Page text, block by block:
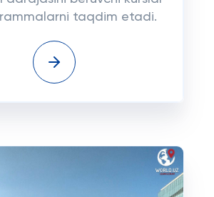
taqdim etadi.